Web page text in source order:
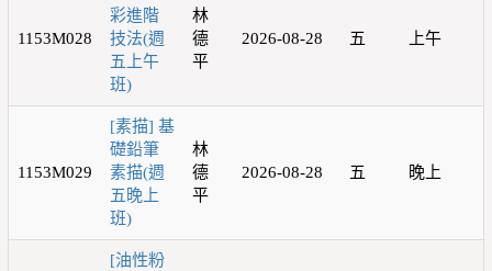
1153M028
彩進階
技法(週
五上午
班)
林
德
平
2026-08-28 五 上午
1153M029
[素描] 基
礎鉛筆
素描(週
五晚上
班)
林
德
平
2026-08-28 五 晚上
[油性粉